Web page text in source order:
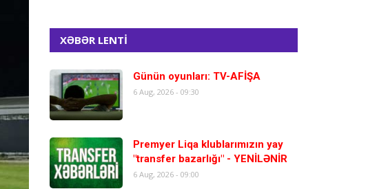
XƏBƏR LENTİ
Günün oyunları: TV-AFİŞA
6 Aug, 2026 - 09:30
Premyer Liqa klublarımızın yay
"transfer bazarlığı" - YENİLƏNİR
6 Aug, 2026 - 09:00